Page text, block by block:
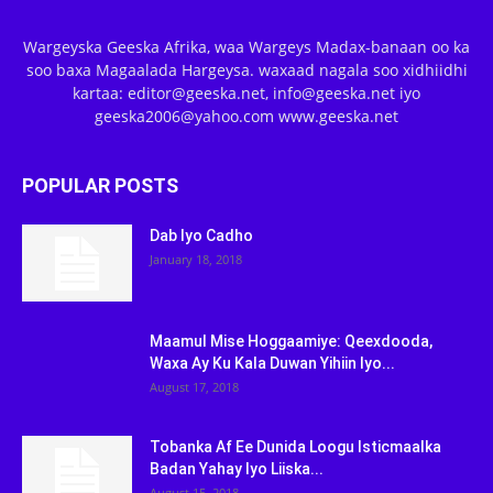
Wargeyska Geeska Afrika, waa Wargeys Madax-banaan oo ka
soo baxa Magaalada Hargeysa. waxaad nagala soo xidhiidhi
kartaa: editor@geeska.net, info@geeska.net iyo
geeska2006@yahoo.com www.geeska.net
POPULAR POSTS
Dab Iyo Cadho
January 18, 2018
Maamul Mise Hoggaamiye: Qeexdooda,
Waxa Ay Ku Kala Duwan Yihiin Iyo...
August 17, 2018
Tobanka Af Ee Dunida Loogu Isticmaalka
Badan Yahay Iyo Liiska...